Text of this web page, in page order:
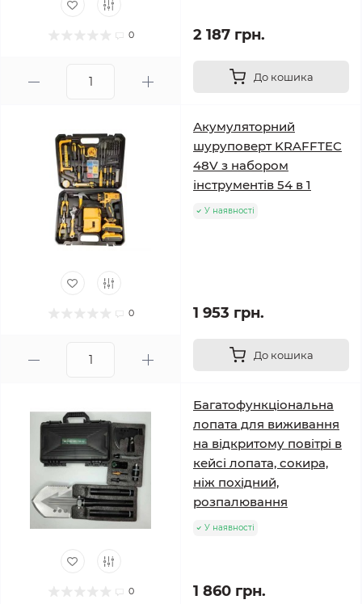
0 2 187 грн.
До кошика
0
Акумуляторний
шуруповерт KRAFFTEC
48V з набором
інструментів 54 в 1
У наявності
1 953 грн.
До кошика
0
Багатофункціональна
лопата для виживання
на відкритому повітрі в
кейсі лопата, сокира,
ніж похідний,
розпалювання
У наявності
1 860 грн.